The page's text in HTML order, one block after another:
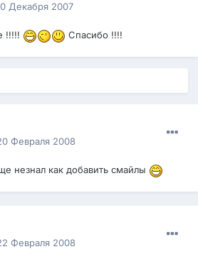
Декабря 2007
!!!!! Спасибо !!!!
Февраля 2008
незнал как добавить смайлы
Февраля 2008